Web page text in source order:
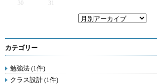
30
31
カテゴリー
勉強法 (1件)
クラス設計 (1件)